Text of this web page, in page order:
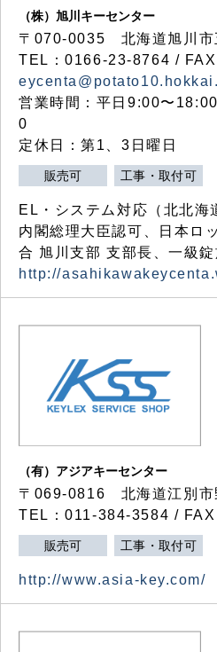
（株）旭川キーセンター
〒070-0035 北海道旭川市
TEL：0166-23-8764 /
営業時間：平日9:00〜
0
定休日：第1、3日曜日
販売可 工事・取付可
EL・システム対応（北北海
内閣総理大臣認可、日本ロ
合 旭川支部 支部長、一級
http://
（有）アジアキーセンター
〒069-0816 北海道江別市
TEL：011-384-3584 /
販売可 工事・取付可
http://www.asia-key.com/